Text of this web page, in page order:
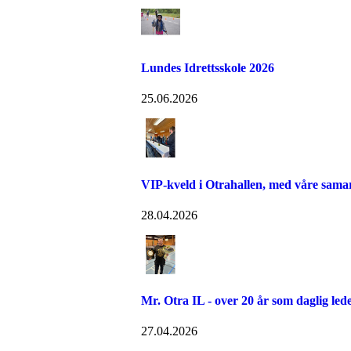
Lundes Idrettsskole 2026
25.06.2026
VIP-kveld i Otrahallen, med våre
28.04.2026
Mr. Otra IL - over 20 år som daglig
27.04.2026